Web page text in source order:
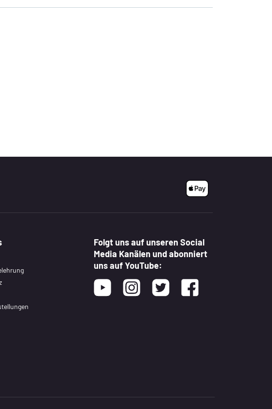
Folgt uns auf unseren Social
Media Kanälen und abonniert
uns auf YouTube:
Youtube InstagramTwitter Facebook